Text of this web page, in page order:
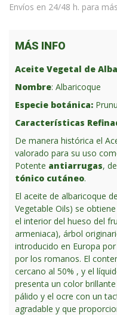
Envíos en 24/48 h. para
MÁS INFO
Aceite Vegetal de
Nombre: Albaricoque
Especie botánica:
Características
De manera histórica el
valorado para su uso
Potente antiarrugas,
tónico cutáneo.
El aceite de albaricoque
Vegetable Oils) se
el interior del hueso del
armeniaca), árbol
introducido en Europa
por los romanos. El
cercano al 50% , y el
presenta un color
pálido y el ocre con un
agradable y que